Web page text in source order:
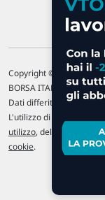
Copyright © 1996-2026
BORSA ITALIANA
Dati differiti di 15 min.
L'utilizzo di questo sito
utilizzo, del Disclaimer
cookie.